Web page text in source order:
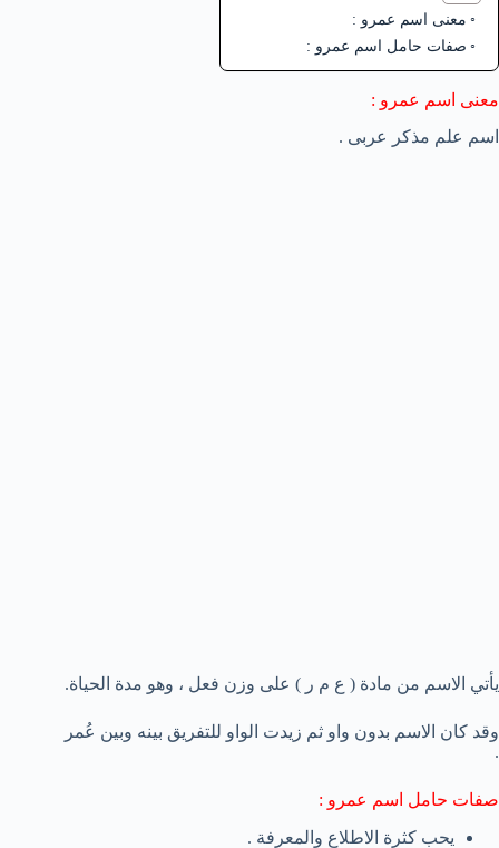
معنى اسم عمرو :
صفات حامل اسم عمرو :
معنى اسم عمرو :
اسم علم مذكر عربى .
يأتي الاسم من مادة ( ع م ر ) على وزن فعل ، وهو مدة الحياة.
وقد كان الاسم بدون واو ثم زيدت الواو للتفريق بينه وبين عُمر
.
صفات حامل اسم عمرو :
يحب كثرة الاطلاع والمعرفة .